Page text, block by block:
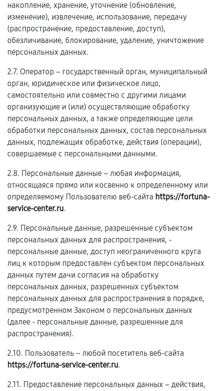
накопление, хранение, уточнение (обновление,
изменение), извлечение, использование, передачу
(распространение, предоставление, доступ),
обезличивание, блокирование, удаление, уничтожение
персональных данных.
2.7. Оператор – государственный орган, муниципальный
орган, юридическое или физическое лицо,
самостоятельно или совместно с другими лицами
организующие и (или) осуществляющие обработку
персональных данных, а также определяющие цели
обработки персональных данных, состав персональных
данных, подлежащих обработке, действия (операции),
совершаемые с персональными данными.
2.8. Персональные данные – любая информация,
относящаяся прямо или косвенно к определенному или
определяемому Пользователю веб-сайта https://fortuna-
service-center.ru.
2.9. Персональные данные, разрешенные субъектом
персональных данных для распространения, -
персональные данные, доступ неограниченного круга
лиц к которым предоставлен субъектом персональных
данных путем дачи согласия на обработку
персональных данных, разрешенных субъектом
персональных данных для распространения в порядке,
предусмотренном Законом о персональных данных
(далее - персональные данные, разрешенные для
распространения).
2.10. Пользователь – любой посетитель веб-сайта
https://fortuna-service-center.ru.
2.11. Предоставление персональных данных – действия,